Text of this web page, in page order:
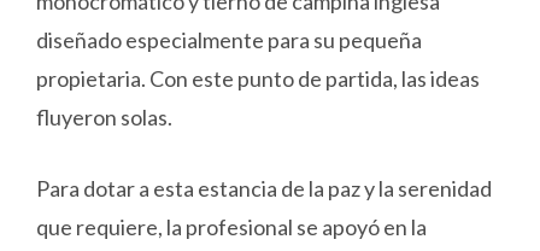
diseñado especialmente para su pequeña
propietaria. Con este punto de partida, las ideas
fluyeron solas.
Para dotar a esta estancia de la paz y la serenidad
que requiere, la profesional se apoyó en la